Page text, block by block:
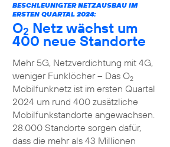
BESCHLEUNIGTER NETZAUSBAU IM
ERSTEN QUARTAL 2024:
O2 Netz wächst um
400 neue Standorte
Mehr 5G, Netzverdichtung mit 4G,
weniger Funklöcher – Das O2
Mobilfunknetz ist im ersten Quartal
2024 um rund 400 zusätzliche
Mobilfunkstandorte angewachsen.
28.000 Standorte sorgen dafür,
dass die mehr als 43 Millionen